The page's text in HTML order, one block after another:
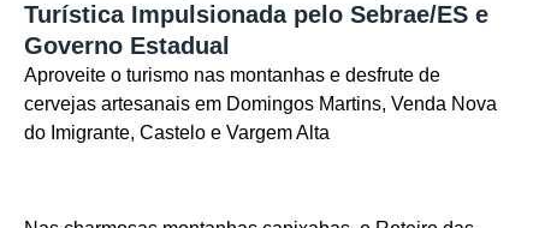
Turística Impulsionada pelo Sebrae/ES e
Governo Estadual
Aproveite o turismo nas montanhas e desfrute de
cervejas artesanais em Domingos Martins, Venda Nova
do Imigrante, Castelo e Vargem Alta